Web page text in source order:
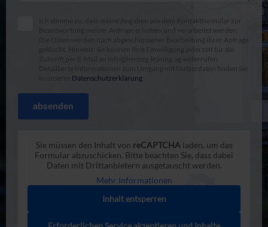
Ich stimme zu, dass meine Angaben aus dem Kontaktformular zur
Beantwortung meiner Anfrage erhoben und verarbeitet werden.
Die Daten werden nach abgeschlossener Bearbeitung Ihrer Anfrage
gelöscht. Hinweis: Sie können Ihre Einwilligung jederzeit für die
info@herzog-leasing.ag
widerrufen.
Detaillierte Informationen zum Umgang mit Nutzerdaten finden Sie
Datenschutzerklärung
Sie müssen den Inhalt von reCAPTCHA laden, um das
Formular abzuschicken. Bitte beachten Sie, dass dabei
Daten mit Drittanbietern ausgetauscht werden.
Mehr Informationen
Inhalt entsperren